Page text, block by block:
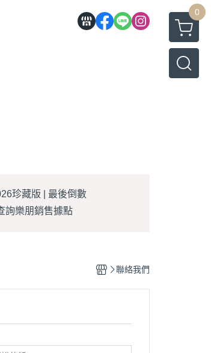
0
珍藏版 | 最後倒數
詢樂朋銷售據點
聯絡我們